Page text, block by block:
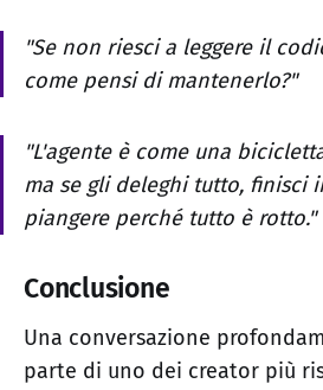
"Se non riesci a leggere il
come pensi di mantenerlo?"
"L'agente è come una
ma se gli deleghi tutto, finisci
piangere perché tutto è rotto."
Conclusione
Una conversazione
parte di uno dei creator più